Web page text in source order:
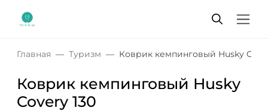
Главная Туризм Коврик кемпинговый Husky
Коврик кемпинговый Husky
Covery 130